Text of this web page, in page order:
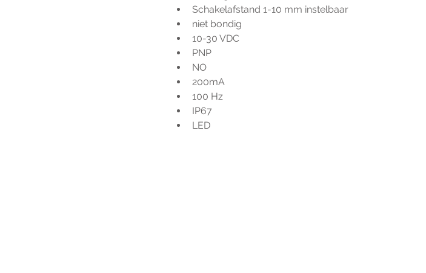
Schakelafstand 1-10 mm instelbaar
niet bondig
10-30 VDC
PNP
NO
200mA
100 Hz
IP67
LED